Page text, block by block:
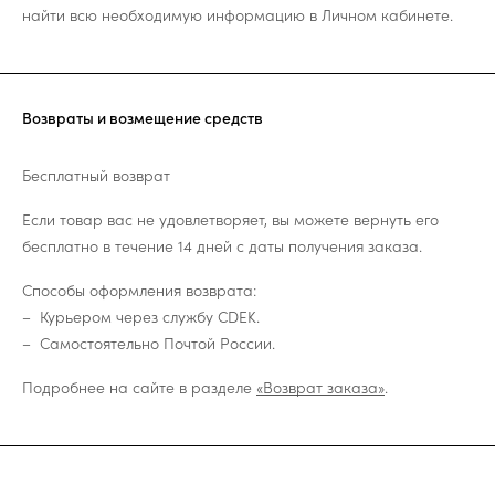
найти всю необходимую информацию в Личном кабинете.
Возвраты и возмещение средств
Бесплатный возврат
Если товар вас не удовлетворяет, вы можете вернуть его
бесплатно в течение 14 дней с даты получения заказа.
Способы оформления возврата:
Курьером через службу CDEK.
Самостоятельно Почтой России.
Подробнее на сайте в разделе «Возврат заказа».